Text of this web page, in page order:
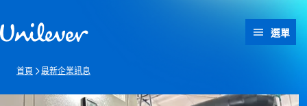
選單
首頁 最新企業訊息